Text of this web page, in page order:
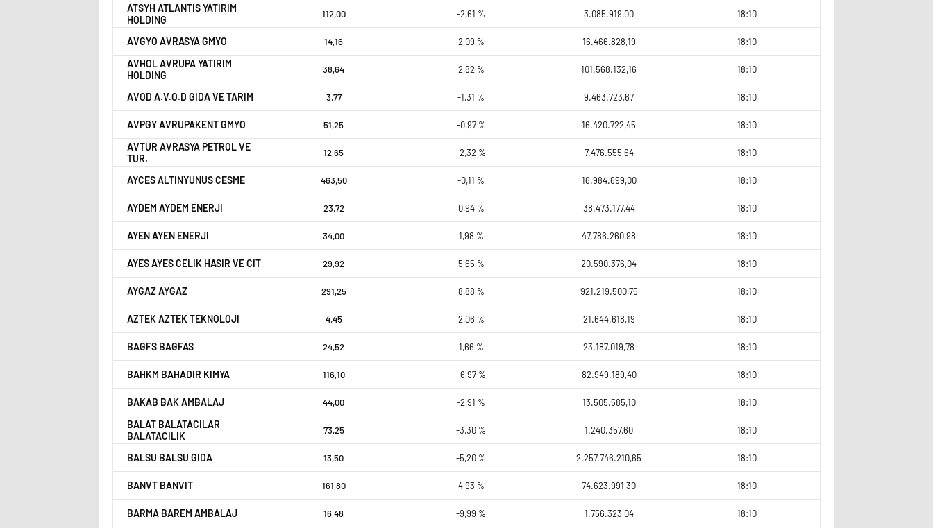
ATSYH ATLANTIS YATIRIM
HOLDING
112,00 -2,61 % 3.085.919,00 18:10
AVGYO AVRASYA GMYO 14,16 2,09 % 16.466.828,19 18:10
AVHOL AVRUPA YATIRIM
HOLDING
38,64 2,82 % 101.568.132,16 18:10
AVOD A.V.O.D GIDA VE TARIM 3,77 -1,31 % 9.463.723,67 18:10
AVPGY AVRUPAKENT GMYO 51,25 -0,97 % 16.420.722,45 18:10
AVTUR AVRASYA PETROL VE
TUR.
12,65 -2,32 % 7.476.555,64 18:10
AYCES ALTINYUNUS CESME 463,50 -0,11 % 16.984.699,00 18:10
AYDEM AYDEM ENERJI 23,72 0,94 % 38.473.177,44 18:10
AYEN AYEN ENERJI 34,00 1,98 % 47.786.260,98 18:10
AYES AYES CELIK HASIR VE CIT 29,92 5,65 % 20.590.376,04 18:10
AYGAZ AYGAZ 291,25 8,88 % 921.219.500,75 18:10
AZTEK AZTEK TEKNOLOJI 4,45 2,06 % 21.644.618,19 18:10
BAGFS BAGFAS 24,52 1,66 % 23.187.019,78 18:10
BAHKM BAHADIR KIMYA 116,10 -6,97 % 82.949.189,40 18:10
BAKAB BAK AMBALAJ 44,00 -2,91 % 13.505.585,10 18:10
BALAT BALATACILAR
BALATACILIK
73,25 -3,30 % 1.240.357,60 18:10
BALSU BALSU GIDA 13,50 -5,20 % 2.257.746.210,65 18:10
BANVT BANVIT 161,80 4,93 % 74.623.991,30 18:10
BARMA BAREM AMBALAJ 16,48 -9,99 % 1.756.323,04 18:10